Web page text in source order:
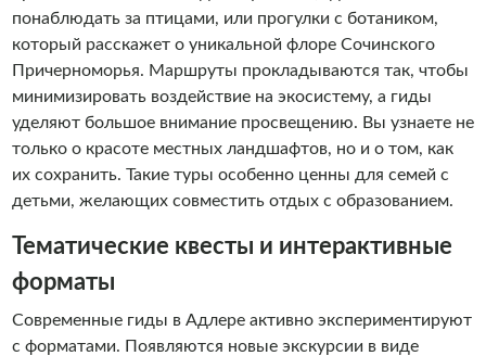
понаблюдать за птицами, или прогулки с ботаником,
который расскажет о уникальной флоре Сочинского
Причерноморья. Маршруты прокладываются так, чтобы
минимизировать воздействие на экосистему, а гиды
уделяют большое внимание просвещению. Вы узнаете не
только о красоте местных ландшафтов, но и о том, как
их сохранить. Такие туры особенно ценны для семей с
детьми, желающих совместить отдых с образованием.
Тематические квесты и интерактивные
форматы
Современные гиды в Адлере активно экспериментируют
с форматами. Появляются новые экскурсии в виде